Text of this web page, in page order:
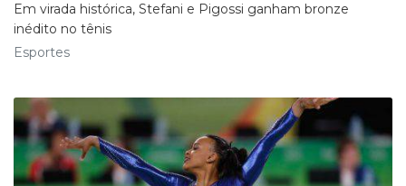
Em virada histórica, Stefani e Pigossi ganham bronze
inédito no tênis
Esportes